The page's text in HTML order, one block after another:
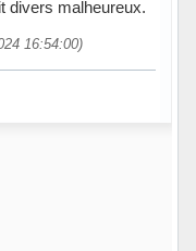
divers malheureux.
16:54:00)